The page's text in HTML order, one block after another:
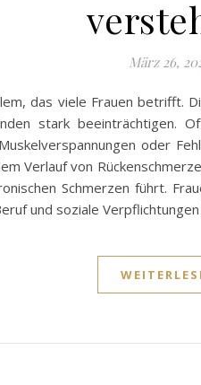
März 26,
das viele Frauen betrifft.
stark beeinträchtigen.
oder
Verlauf von
Schmerzen führt.
und soziale